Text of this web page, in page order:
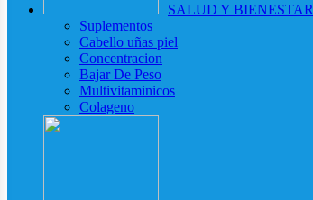
SALUD Y BIENESTAR
Suplementos
Cabello uñas piel
Concentracion
Bajar De Peso
Multivitaminicos
Colageno